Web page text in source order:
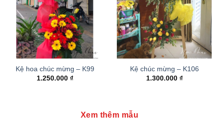
Kệ hoa chúc mừng – K99
1.250.000 ₫
Kệ chúc mừng – K106
1.300.000 ₫
Xem thêm mẫu